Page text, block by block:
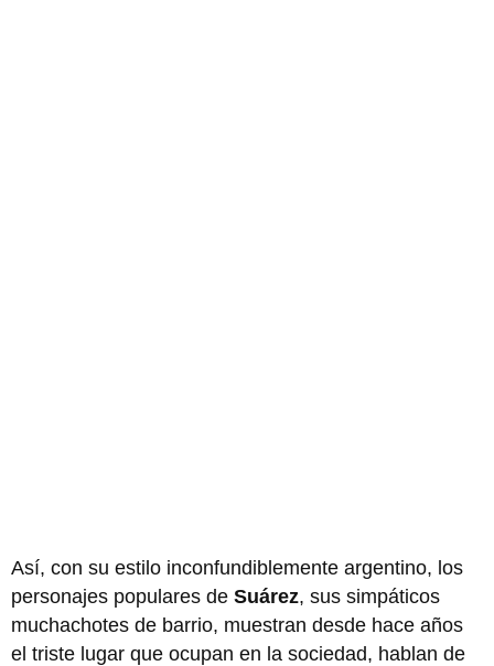
Así, con su estilo inconfundiblemente argentino, los
personajes populares de Suárez, sus simpáticos
muchachotes de barrio, muestran desde hace años
el triste lugar que ocupan en la sociedad, hablan de